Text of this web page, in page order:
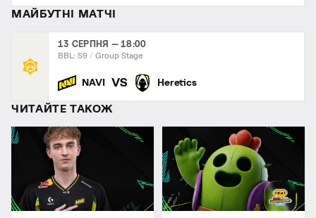
МАЙБУТНІ МАТЧІ
13 СЕРПНЯ — 18:00
BBL: S9 Group Stage
NAVI VS Heretics
ЧИТАЙТЕ ТАКОЖ